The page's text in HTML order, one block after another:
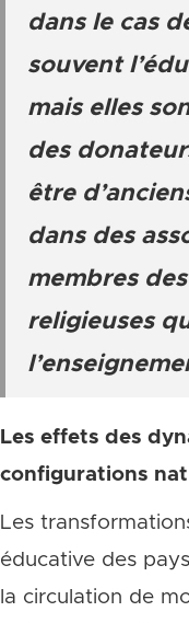
dans le cas
souvent
mais elles
des
être
dans des
membres
religieuses
Les effets des
configurations
Les
éducative des
la circulation de